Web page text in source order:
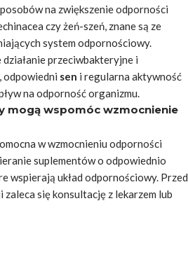
na zwiększenie odporności
czy żeń-szeń, znane są ze
system odpornościowy.
przeciwbakteryjne i
odpowiedni sen i regularna aktywność
na odporność organizmu.
mogą wspomóc wzmocnienie
w wzmocnieniu odporności
suplementów o odpowiednio
wspierają układ odpornościowy. Przed
się konsultację z lekarzem lub